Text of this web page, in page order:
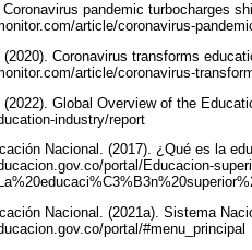
pandemic turbocharges
article/coronavirus-
Coronavirus transforms
article/coronavirus-
Global Overview of the
industry/report
Nacional. (2017). ¿Qué es la
portal/Educacion-
Nacional. (2021a). Sistema
portal/#menu_principal